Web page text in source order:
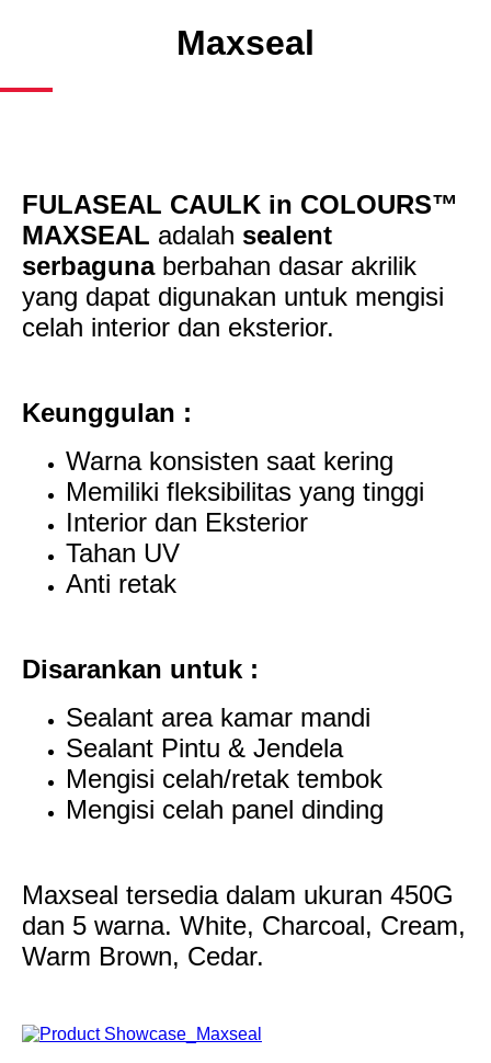
Maxseal
FULASEAL CAULK in COLOURS™
MAXSEAL adalah sealent
serbagunaberbahan dasar akrilik
yang dapat digunakan untuk mengisi
celah interior dan eksterior.
Keunggulan :
Warna konsisten saat kering
Memiliki fleksibilitas yang tinggi
Interior dan Eksterior
Tahan UV
Anti retak
Disarankan untuk :
Sealant area kamar mandi
Sealant Pintu & Jendela
Mengisi celah/retak tembok
Mengisi celah panel dinding
Maxseal tersedia dalam ukuran 450G
dan 5 warna. White, Charcoal, Cream,
Warm Brown, Cedar.